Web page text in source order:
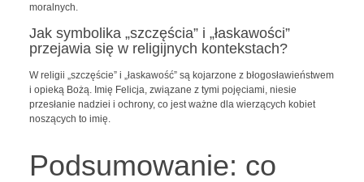
moralnych.
Jak symbolika „szczęścia” i „łaskawości”
przejawia się w religijnych kontekstach?
W religii „szczęście” i „łaskawość” są kojarzone z błogosławieństwem
i opieką Bożą. Imię Felicja, związane z tymi pojęciami, niesie
przesłanie nadziei i ochrony, co jest ważne dla wierzących kobiet
noszących to imię.
Podsumowanie: co